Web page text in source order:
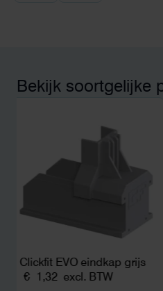
Bekijk soortgelijke
Clickfit EVO eindkap grijs
€ 1,32 excl. BTW